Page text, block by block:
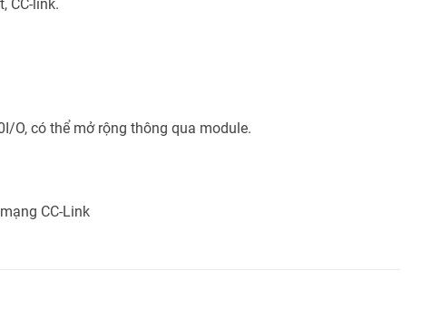
CC-link.
O, có thể mở rộng thông qua module.
CC-Link